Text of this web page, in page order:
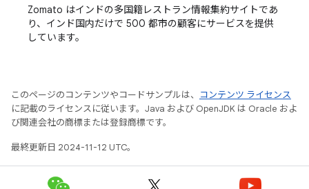
Zomato はインドの多国籍レストラン情報集約サイトであ
り、インド国内だけで 500 都市の顧客にサービスを提供
しています。
このページのコンテンツやコードサンプルは、
コンテンツ ライセンス
に記載のライセンスに従います。Java および OpenJDK は Oracle およ
び関連会社の商標または登録商標です。
最終更新日 2024-11-12 UTC。